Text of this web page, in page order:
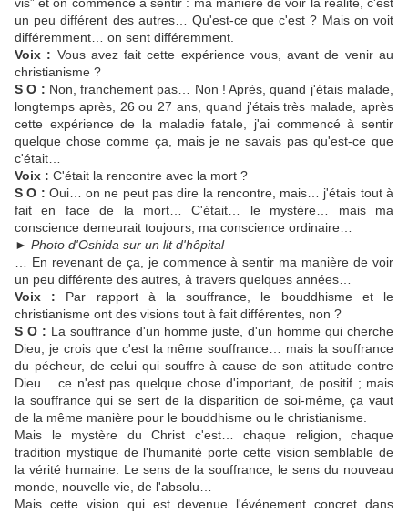
un peu différent des autres… Qu'est-ce que c'est ? Mais on voit
différemment… on sent différemment.
Voix : Vous avez fait cette expérience vous, avant de venir au
christianisme ?
S O : Non, franchement pas… Non ! Après, quand j'étais malade,
longtemps après, 26 ou 27 ans, quand j'étais très malade, après
cette expérience de la maladie fatale, j'ai commencé à sentir
quelque chose comme ça, mais je ne savais pas qu'est-ce que
c'était…
Voix : C'était la rencontre avec la mort ?
S O : Oui… on ne peut pas dire la rencontre, mais… j'étais tout à
fait en face de la mort… C'était… le mystère… mais ma
conscience demeurait toujours, ma conscience ordinaire…
► Photo d'Oshida sur un lit d'hôpital
… En revenant de ça, je commence à sentir ma manière de voir
un peu différente des autres, à travers quelques années…
Voix : Par rapport à la souffrance, le bouddhisme et le
christianisme ont des visions tout à fait différentes, non ?
S O : La souffrance d'un homme juste, d'un homme qui cherche
Dieu, je crois que c'est la même souffrance… mais la souffrance
du pécheur, de celui qui souffre à cause de son attitude contre
Dieu… ce n'est pas quelque chose d'important, de positif ; mais
la souffrance qui se sert de la disparition de soi-même, ça vaut
de la même manière pour le bouddhisme ou le christianisme.
Mais le mystère du Christ c'est… chaque religion, chaque
tradition mystique de l'humanité porte cette vision semblable de
la vérité humaine. Le sens de la souffrance, le sens du nouveau
monde, nouvelle vie, de l'absolu…
Mais cette vision qui est devenue l'événement concret dans